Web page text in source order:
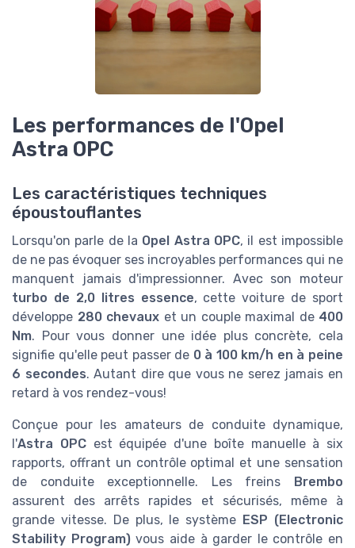
Les performances de l'Opel
Astra OPC
Les caractéristiques techniques
époustouflantes
Lorsqu'on parle de la Opel Astra OPC, il est impossible
de ne pas évoquer ses incroyables performances qui ne
manquent jamais d'impressionner. Avec son moteur
turbo de 2,0 litres essence, cette voiture de sport
développe 280 chevaux et un couple maximal de 400
Nm. Pour vous donner une idée plus concrète, cela
signifie qu'elle peut passer de 0 à 100 km/h en à peine
6 secondes. Autant dire que vous ne serez jamais en
retard à vos rendez-vous!
Conçue pour les amateurs de conduite dynamique,
l'Astra OPCest équipée d'une boîte manuelle à six
rapports, offrant un contrôle optimal et une sensation
de conduite exceptionnelle. Les freins Brembo
assurent des arrêts rapides et sécurisés, même à
grande vitesse. De plus, le système ESP (Electronic
Stability Program)vous aide à garder le contrôle en